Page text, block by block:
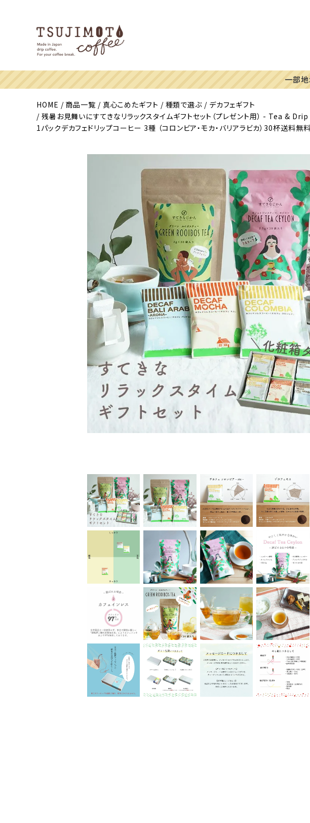
一部
HOME 商品一覧 真心こめたギフト 種類で選ぶ
デカフェギフト
残暑お見舞いにすてきなリラックスタイムギフトセット（プレゼント用） - Tea
1パックデカフェドリップコーヒー 3種 （コロンビア・モカ・バリアラビカ）30杯送料無